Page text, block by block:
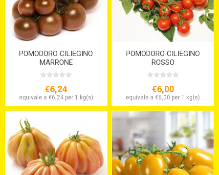
POMODORO CILIEGINO
MARRONE
€6,24
equivale a €6,24 per 1 kg(s)
POMODORO CILIEGINO
ROSSO
€6,00
equivale a €6,00 per 1 kg(s)